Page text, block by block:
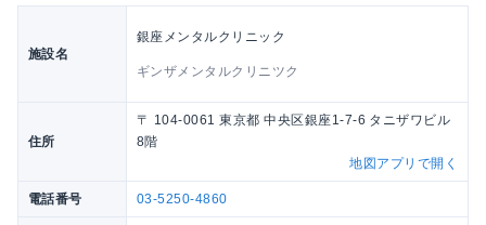
施設名
銀座メンタルクリニック
ギンザメンタルクリニツク
住所
〒 104-0061 東京都 中央区銀座1-7-6 タニザワビル
8階
地図アプリで開く
電話番号 03-5250-4860